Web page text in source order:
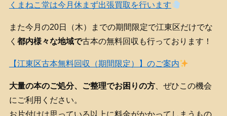
くまねこ堂は今月休まず出張買取を行います
また今月の20日（木）までの期間限定で江東区だけでな
く 都内様々な地域で古本の無料回収も行っております！
【江東区古本無料回収（期間限定）】のご案内
大量の本のご処分、ご整理でお困りの方、ぜひこの機会
にご利用ください。